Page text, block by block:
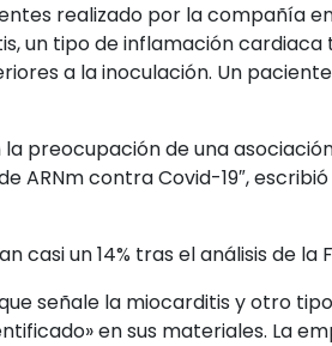
realizado por la compañía
un tipo de inflamación cardiaca
a la inoculación. Un
preocupación de una
ARNm contra Covid-19″,
casi un 14% tras el análisis de la
que señale la miocarditis y otro
en sus materiales. La